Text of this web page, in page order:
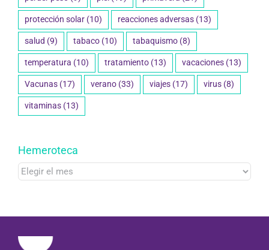
protección solar (10) reacciones adversas (13)
salud (9) tabaco (10) tabaquismo (8)
temperatura (10) tratamiento (13) vacaciones (13)
Vacunas (17) verano (33) viajes (17) virus (8)
vitaminas (13)
Hemeroteca
Hemeroteca